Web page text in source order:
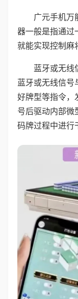
广元手机万
器一般是指通过
就能实现控制麻
蓝牙或无线
蓝牙或无线信号
好牌型等指令，
号后驱动内部微
码牌过程中进行